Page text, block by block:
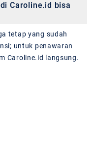
Caroline.id bisa
tetap yang sudah
untuk penawaran
Caroline.id langsung.